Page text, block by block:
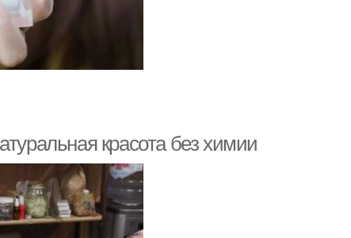
красота без химии